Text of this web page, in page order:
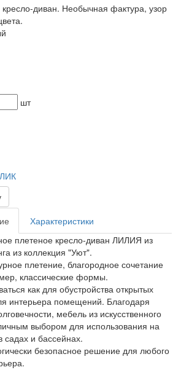
диван. Необычная фактура, узор
шт
Характеристики
плетеное кресло-диван ЛИЛИЯ из
из коллекция "Уют".
плетение, благородное сочетание
классические формы.
как для обустройства открытых
интерьера помещений. Благодаря
мебель из искусственного
выбором для использования на
садах и бассейнах.
безопасное решение для любого